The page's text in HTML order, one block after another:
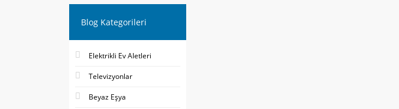
Blog Kategorileri
Elektrikli Ev Aletleri
Televizyonlar
Beyaz Eşya